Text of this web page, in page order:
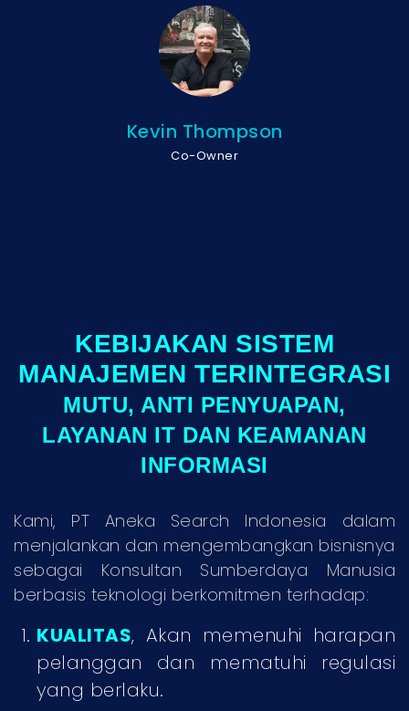
Kevin Thompson
Co-Owner
KEBIJAKAN SISTEM
MANAJEMEN TERINTEGRASI
MUTU, ANTI PENYUAPAN,
LAYANAN IT DAN KEAMANAN
INFORMASI
Kami, PT Aneka Search Indonesia dalam
menjalankan dan mengembangkan bisnisnya
sebagai Konsultan Sumberdaya Manusia
berbasis teknologi berkomitmen terhadap:
KUALITAS, Akan memenuhi harapan
pelanggan dan mematuhi regulasi
yang berlaku.